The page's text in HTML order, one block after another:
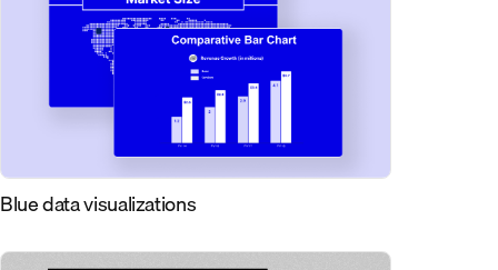
Blue data visualizations